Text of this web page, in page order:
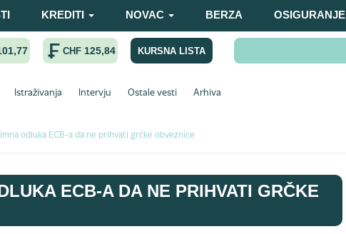
KREDITI NOVAC BERZA OSIGURANJE
CHF 125,84 KURSNA LISTA
Istraživanja Intervju Ostale vesti Arhiva
odluka ECB-a da ne prihvati grčke obveznice
ECB-A DA NE PRIHVATI GRČKE